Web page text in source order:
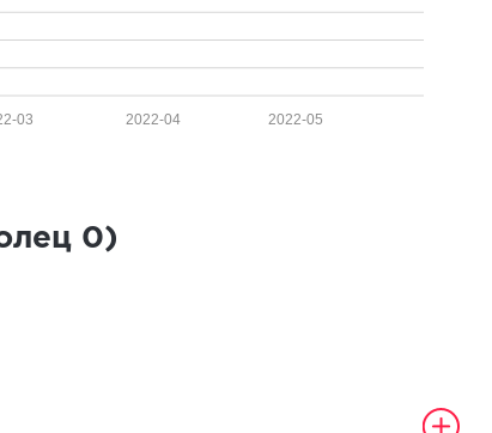
2022-05
2022-04
03
0)